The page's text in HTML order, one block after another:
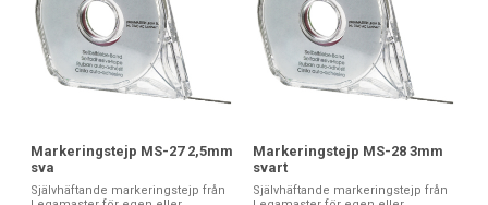
Markeringstejp MS-27 2,5mm
sva
Självhäftande markeringstejp från
Markeringstejp MS-28 3mm
svart
Självhäftande markeringstejp från